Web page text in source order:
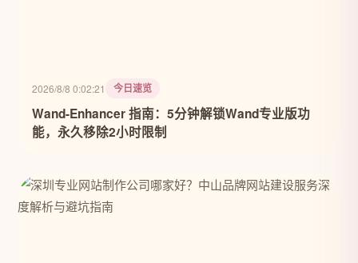
2026/8/8 0:02:21 今日速览
Wand-Enhancer 指南：5分钟解锁Wand专业版功
能，永久移除2小时限制